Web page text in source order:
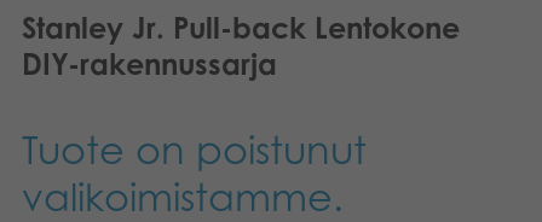
Palapelit
Kirjat
TarinaReklamaatiot
Sivustot
Medialle
OSTOSKORI
0
OMA TILI
Stanley Jr. Pull-back Lentokone
DIY-rakennussarja
Tuote on poistunut
valikoimistamme.